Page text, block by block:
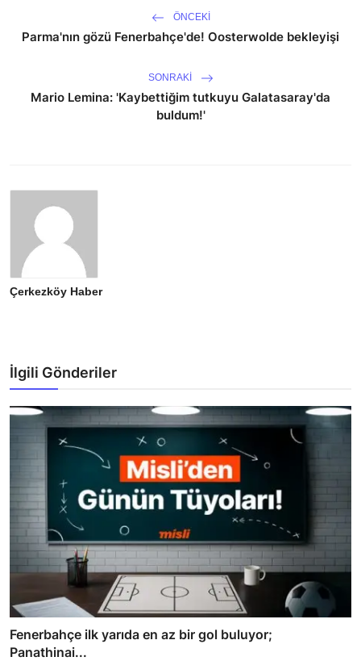
ÖNCEKI
Parma'nın gözü Fenerbahçe'de! Oosterwolde bekleyişi
SONRAKI
Mario Lemina: 'Kaybettiğim tutkuyu Galatasaray'da
buldum!'
Çerkezköy Haber
İlgili Gönderiler
Fenerbahçe ilk yarıda en az bir gol buluyor;
Panathinai...